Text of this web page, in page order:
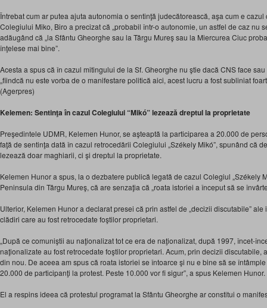
Întrebat cum ar putea ajuta autonomia o sentinţă judecătorească, aşa cum e
Colegiului Miko, Biro a precizat că „probabil într-o autonomie, un astfel de caz nu
adăugând că „la Sfântu Gheorghe sau la Târgu Mureş sau la Miercurea Ciuc
înţelese mai bine”.
Acesta a spus că în cazul mitingului de la Sf. Gheorghe nu ştie dacă CNS face
„fiindcă nu este vorba de o manifestare politică aici, acest lucru a fost subliniat
(Agerpres)
Kelemen: Sentinţa în cazul Colegiului “Mikó” lezează dreptul la proprietate
Preşedintele UDMR, Kelemen Hunor, se aşteaptă la participarea a 20.000 de
faţă de sentinţa dată în cazul retrocedării Colegiului „Székely Mikó”, spunând că
lezează doar maghiarii, ci şi dreptul la proprietate.
Kelemen Hunor a spus, la o dezbatere publică legată de cazul Colegiul „Székely
Peninsula din Târgu Mureş, că are senzaţia că „roata istoriei a început să se
Ulterior, Kelemen Hunor a declarat presei că prin astfel de „decizii discutabile” ale
clădiri care au fost retrocedate foştilor proprietari.
„După ce comuniştii au naţionalizat tot ce era de naţionalizat, după 1997, încet-
naţionalizate au fost retrocedate foştilor proprietari. Acum, prin decizii discutabile,
din nou. De aceea am spus că roata istoriei se întoarce şi nu e bine să se
20.000 de participanţi la protest. Peste 10.000 vor fi sigur”, a spus Kelemen Hunor.
El a respins ideea că protestul programat la Sfântu Gheorghe ar constitui o